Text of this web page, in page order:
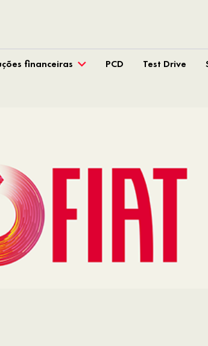
financeiras PCD Test Drive